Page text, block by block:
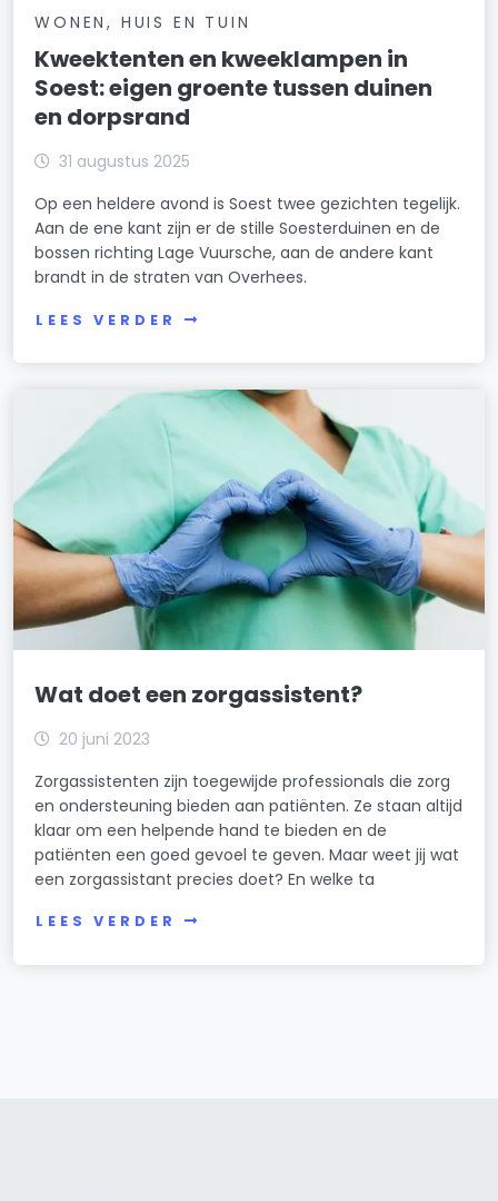
WONEN, HUIS EN TUIN
Kweektenten en kweeklampen in
Soest: eigen groente tussen duinen
en dorpsrand
31 augustus 2025
Op een heldere avond is Soest twee gezichten tegelijk.
Aan de ene kant zijn er de stille Soesterduinen en de
bossen richting Lage Vuursche, aan de andere kant
brandt in de straten van Overhees.
LEES VERDER
Wat doet een zorgassistent?
20 juni 2023
Zorgassistenten zijn toegewijde professionals die zorg
en ondersteuning bieden aan patiënten. Ze staan altijd
klaar om een helpende hand te bieden en de
patiënten een goed gevoel te geven. Maar weet jij wat
een zorgassistant precies doet? En welke ta
LEES VERDER